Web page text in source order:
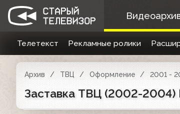
Телетекст Рекламные ролики
Архив ТВЦ Оформление 2001 -
Заставка ТВЦ (2002-2004)